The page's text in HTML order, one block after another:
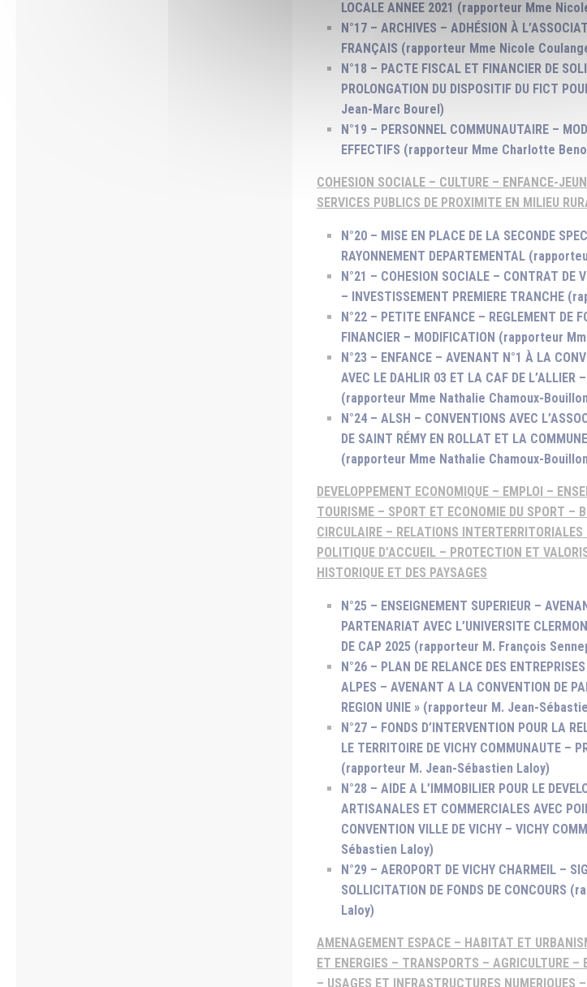
LOCALE ANNEE 2021 (rapporteur Mme
N°17 – ARCHIVES – ADHÉSION À
FRANÇAIS (rapporteur Mme Nicole
N°18 – PACTE FISCAL ET FINANCIER DE
PROLONGATION DU DISPOSITIF DU FICT
Jean-Marc Bourel)
N°19 – PERSONNEL COMMUNAUTAIRE –
EFFECTIFS (rapporteur Mme Charlotte
COHESION SOCIALE – CULTURE – ENFANCE-
SERVICES PUBLICS DE PROXIMITE EN MILIEU
N°20 – MISE EN PLACE DE LA SECONDE
RAYONNEMENT DEPARTEMENTAL
N°21 – COHESION SOCIALE – CONTRAT DE
– INVESTISSEMENT PREMIERE TRANCHE
N°22 – PETITE ENFANCE – REGLEMENT DE
FINANCIER – MODIFICATION (rapporteur
N°23 – ENFANCE – AVENANT N°1 À LA
AVEC LE DAHLIR 03 ET LA CAF DE L’ALLIER
(rapporteur Mme Nathalie Chamoux-
N°24 – ALSH – CONVENTIONS AVEC
DE SAINT RÉMY EN ROLLAT ET LA
(rapporteur Mme Nathalie Chamoux-
DEVELOPPEMENT ECONOMIQUE – EMPLOI –
TOURISME – SPORT ET ECONOMIE DU SPORT –
CIRCULAIRE – RELATIONS
POLITIQUE D’ACCUEIL – PROTECTION ET
HISTORIQUE ET DES PAYSAGES
N°25 – ENSEIGNEMENT SUPERIEUR –
PARTENARIAT AVEC L’UNIVERSITE
DE CAP 2025 (rapporteur M. François
N°26 – PLAN DE RELANCE DES
ALPES – AVENANT A LA CONVENTION DE
REGION UNIE » (rapporteur M. Jean-
N°27 – FONDS D’INTERVENTION POUR LA
LE TERRITOIRE DE VICHY COMMUNAUTE –
(rapporteur M. Jean-Sébastien Laloy)
N°28 – AIDE A L’IMMOBILIER POUR LE
ARTISANALES ET COMMERCIALES AVEC
CONVENTION VILLE DE VICHY – VICHY
Sébastien Laloy)
N°29 – AEROPORT DE VICHY CHARMEIL –
SOLLICITATION DE FONDS DE
Laloy)
AMENAGEMENT ESPACE – HABITAT ET
ET ENERGIES – TRANSPORTS – AGRICULTURE –
– USAGES ET INFRASTRUCTURES NUMERIQUES